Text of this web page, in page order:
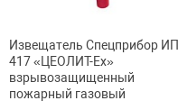
решения
Извещатель Спецприбор ИП
417 «ЦЕОЛИТ-Ex»
взрывозащищенный
пожарный газовый